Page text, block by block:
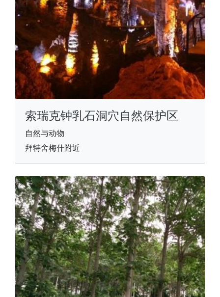
索瑞克钟乳石洞穴自然保护区
自然与动物
拜特舍梅什附近